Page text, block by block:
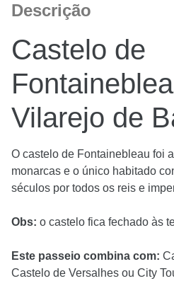
Descrição
Castelo de
Vilarejo de
O castelo de Fontainebleau foi
monarcas e o único habitado
séculos por todos os reis e
Obs: o castelo fica fechado às
Este passeio combina com:
Castelo de Versalhes ou City